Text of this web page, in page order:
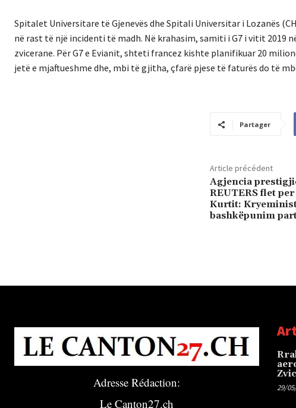
Spitalet Universitare të Gjenevës dhe Spitali Universitar i Lozanës
në rast të një incidenti të madh. Në krahasim, samiti i G7 i vitit
zvicerane. Për G7 e Evianit, shteti francez kishte planifikuar 20
jetë e mjaftueshme dhe, mbi të gjitha, çfarë pjese të faturës do të
Partager
Article précédent
Agjencia
REUTERS flet
Kurtit:
bashkëpunim
Adresse Rédaction:
Le Canton27.ch
29/